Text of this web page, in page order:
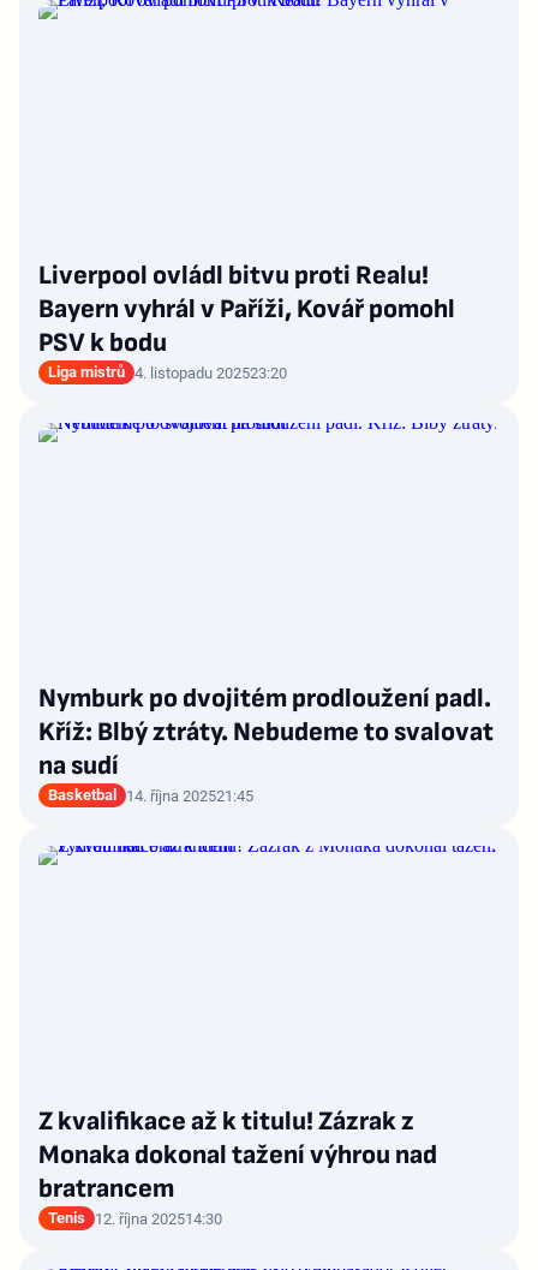
Liverpool ovládl bitvu proti Realu!
Bayern vyhrál v Paříži, Kovář pomohl
PSV k bodu
Liga mistrů 4. listopadu 202523:20
Nymburk po dvojitém prodloužení padl.
Kříž: Blbý ztráty. Nebudeme to svalovat
na sudí
Basketbal 14. října 202521:45
Z kvalifikace až k titulu! Zázrak z
Monaka dokonal tažení výhrou nad
bratrancem
Tenis 12. října 202514:30